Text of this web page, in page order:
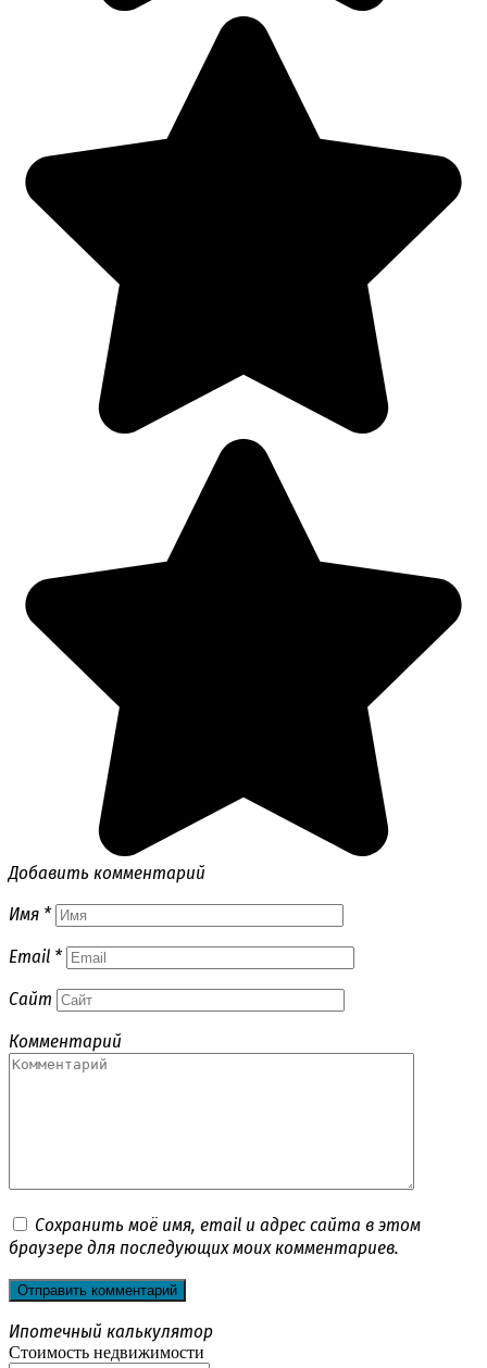
Добавить комментарий
Имя *
Email *
Сайт
Комментарий
Сохранить моё имя, email и адрес сайта в этом
браузере для последующих моих комментариев.
Ипотечный калькулятор